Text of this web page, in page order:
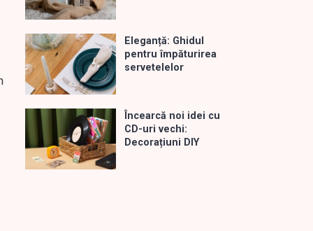
Eleganță: Ghidul
pentru împăturirea
servetelelor
Încearcă noi idei cu
CD-uri vechi:
Decorațiuni DIY